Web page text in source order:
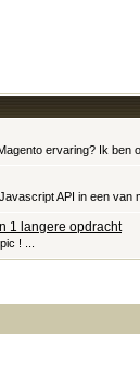
ervaring? Ik ben
API in een van
1 langere opdracht
! ...